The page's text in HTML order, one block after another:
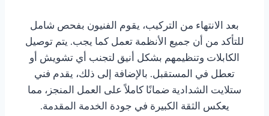
بعد الانتهاء من التركيب، يقوم الفنيون بفحص شامل
للتأكد من أن جميع الأنظمة تعمل كما يجب. يتم توصيل
الكابلات وتنظيمهم بشكل أنيق لتجنب أي تشويش أو
تعطل في المستقبل. بالإضافة إلى ذلك، يقدم فني
ستلايت الشدادية ضمانًا كاملاً على العمل المنجز، مما
يعكس الثقة الكبيرة في جودة الخدمة المقدمة.